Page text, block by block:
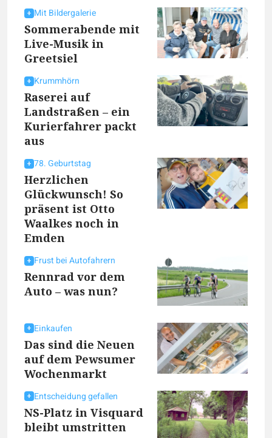
Mit Bildergalerie
Sommerabende mit
Live-Musik in
Greetsiel
Krummhörn
Raserei auf
Landstraßen – ein
Kurierfahrer packt
aus
78. Geburtstag
Herzlichen
Glückwunsch! So
präsent ist Otto
Waalkes noch in
Emden
Frust bei Autofahrern
Rennrad vor dem
Auto – was nun?
Einkaufen
Das sind die Neuen
auf dem Pewsumer
Wochenmarkt
Entscheidung gefallen
NS-Platz in Visquard
bleibt umstritten